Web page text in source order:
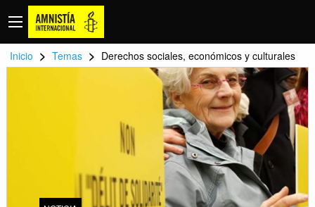
Inicio > Temas > Derechos sociales, económicos y culturales